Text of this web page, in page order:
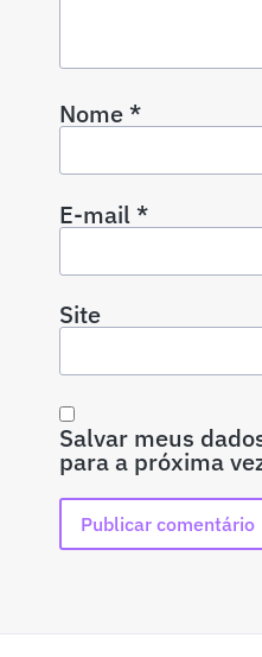
Nome*
E-mail*
Site
Salvar meus
para a próxima